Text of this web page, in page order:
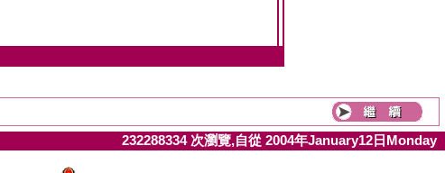
232288334 次瀏覽,自從 2004年January12日Monday